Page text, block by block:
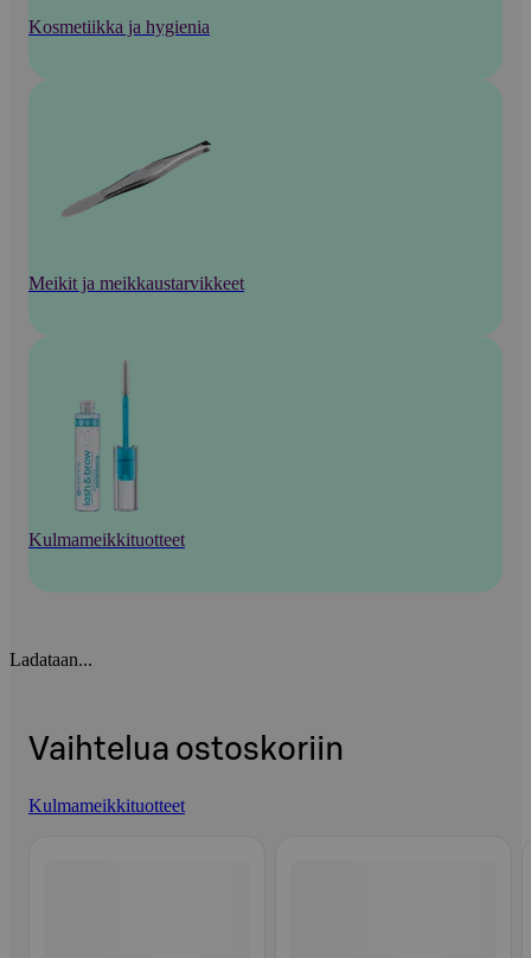
Kosmetiikka ja hygienia
Meikit ja meikkaustarvikkeet
Kulmameikkituotteet
Ladataan...
Vaihtelua ostoskoriin
Kulmameikkituotteet